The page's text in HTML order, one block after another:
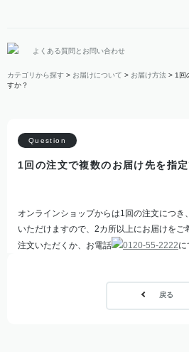
よくある質問とお問い合わせ
カテゴリから探す > お届けについて > お届け方法 > 1回
すか？
1回の注文で複数のお届け先を指
オンラインショップからは1回の注文につき
いただけますので、2カ所以上にお届けをご
注文いただくか、お電話
0120-55-2222に
戻る